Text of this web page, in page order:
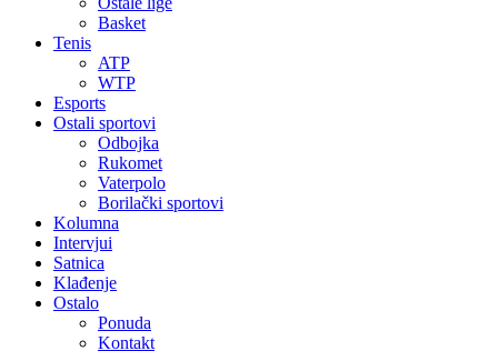
Basket
Tenis
ATP
WTP
Esports
Ostali sportovi
Odbojka
Rukomet
Vaterpolo
Borilački sportovi
Kolumna
Intervjui
Satnica
Klađenje
Ostalo
Ponuda
Kontakt